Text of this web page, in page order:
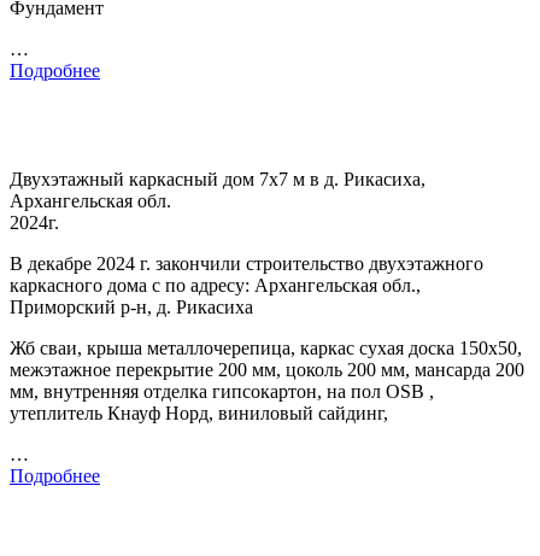
Фундамент
…
Подробнее
Двухэтажный каркасный дом 7х7 м в д. Рикасиха,
Архангельская обл.
2024г.
В декабре 2024 г. закончили строительство двухэтажного
каркасного дома с по адресу: Архангельская обл.,
Приморский р-н, д. Рикасиха
Жб сваи, крыша металлочерепица, каркас сухая доска 150х50,
межэтажное перекрытие 200 мм, цоколь 200 мм, мансарда 200
мм, внутренняя отделка гипсокартон, на пол OSB ,
утеплитель Кнауф Норд, виниловый сайдинг,
…
Подробнее